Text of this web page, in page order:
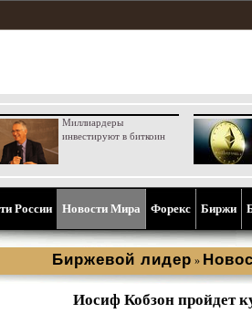
Миллиардеры
инвестируют в биткоин
России Новости Мира Форекс Биржи
Биржевой лидер »
Иосиф Кобзон пройдет